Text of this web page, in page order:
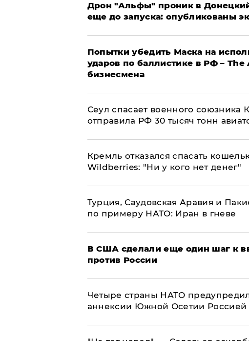
Дрон "Альфы" проник в
еще до запуска: опубликованы
Попытки убедить Маска на
ударов по баллистике в РФ –
бизнесмена
​Сеул спасает военного
отправила РФ 30 тысяч тонн
Кремль отказался спасать
Wildberries: "Ни у кого нет денег"
Турция, Саудовская Аравия и
по примеру НАТО: Иран в гневе
В США сделали еще один шаг к
против России
Четыре страны НАТО
аннексии Южной Осетии Россией